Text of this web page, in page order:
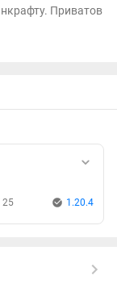
Приватов
25 1.20.4